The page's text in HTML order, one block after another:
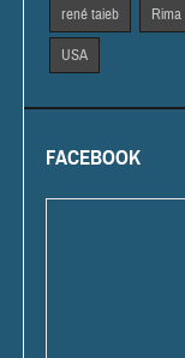
rené taieb Rima
USA
FACEBOOK